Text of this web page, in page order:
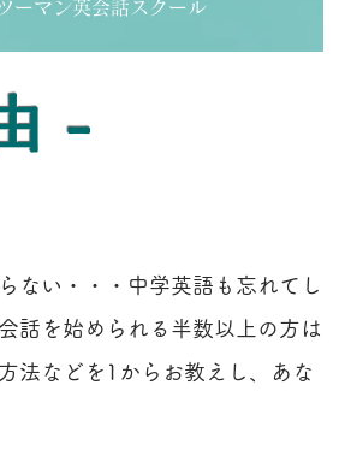
ーマン英会話スクール​
-
ない・・・中学英語も忘れてし
話を始められる半数以上の方は
法などを1からお教えし、あな